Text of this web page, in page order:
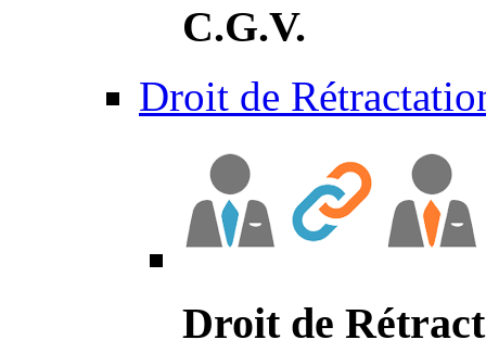
C.G.V.
Droit de
Droit de